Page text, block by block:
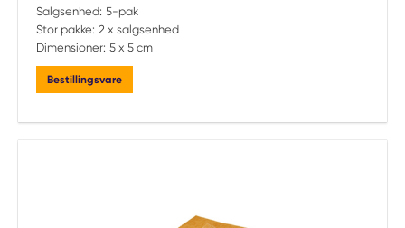
Salgsenhed: 5-pak
Stor pakke: 2 x salgsenhed
Dimensioner: 5 x 5 cm
Bestillingsvare